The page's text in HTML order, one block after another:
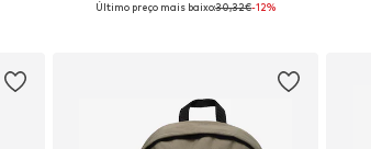
Último preço mais baixo:30,32€-12%